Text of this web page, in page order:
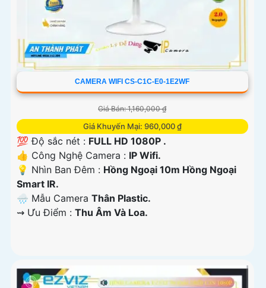
CAMERA WIFI CS-C1C-E0-1E2WF
Giá Bán: 1,160,000 ₫
Giá Khuyến Mại: 960,000 ₫
💯 Độ sắc nét : FULL HD 1080P .
👍 Công Nghệ Camera : IP Wifi.
💡 Nhìn Ban Đêm : Hồng Ngoại 10m Hồng Ngoại
Smart IR.
🌧️ Mẫu Camera Thân Plastic.
️⇝ Ưu Điểm : Thu Âm Và Loa.